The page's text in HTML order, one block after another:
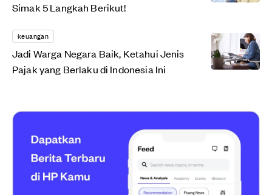
Simak 5 Langkah Berikut!
keuangan
Jadi Warga Negara Baik, Ketahui Jenis
Pajak yang Berlaku di Indonesia Ini